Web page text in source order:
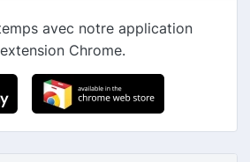
avec notre application
Chrome.